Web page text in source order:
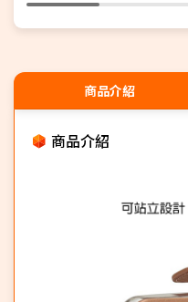
商品介紹
商品介紹